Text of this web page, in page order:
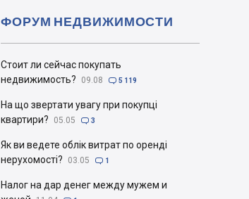
Стоит ли сейчас покупать
недвижимость?
09.08  5 119
На що звертати увагу при покупці
квартири?
05.05  3
Як ви ведете облік витрат по оренді
нерухомості?
03.05  1
Налог на дар денег между мужем и
ФОРУМ НЕДВИЖИМОСТИ